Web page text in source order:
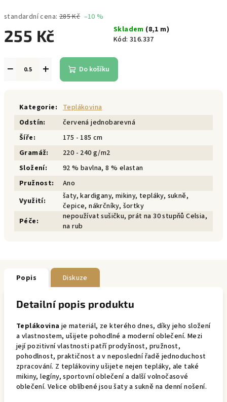
standardní cena: 285 Kč –10 %
255 Kč Skladem (8,1 m)
Kód: 316.337
+
− Do košíku
Kategorie: Teplákovina
Odstín:
červená jednobarevná
Šíře:
175 - 185 cm
Gramáž:
220 - 240 g/m2
Složení:
92 % bavlna, 8 % elastan
Pružnost:
Ano
Využití:
šaty, kardigany, mikiny, tepláky, sukně,
čepice, nákrčníky, šortky
Péče:
nepoužívat sušičku, prát na 30 stupňů Celsia,
na rub
Popis Diskuze
Detailní popis produktu
Teplákovina je materiál, ze kterého dnes, díky jeho složení
a vlastnostem, ušijete pohodlné a moderní oblečení. Mezi
její pozitivní vlastnosti patří prodyšnost, pružnost,
pohodlnost, praktičnost a v neposlední řadě jednoduchost
zpracování. Z teplákoviny ušijete nejen tepláky, ale také
mikiny, legíny, sportovní oblečení a další volnočasové
oblečení. Velice oblíbené jsou šaty a sukně na denní nošení.